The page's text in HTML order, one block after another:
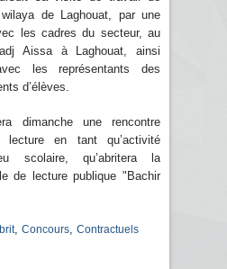
de Laghouat, par une
les cadres du secteur, au
Aissa à Laghouat, ainsi
les représentants des
d’élèves.
dimanche une rencontre
lecture en tant qu’activité
scolaire, qu’abritera la
de lecture publique "Bachir
, Concours Contractuels